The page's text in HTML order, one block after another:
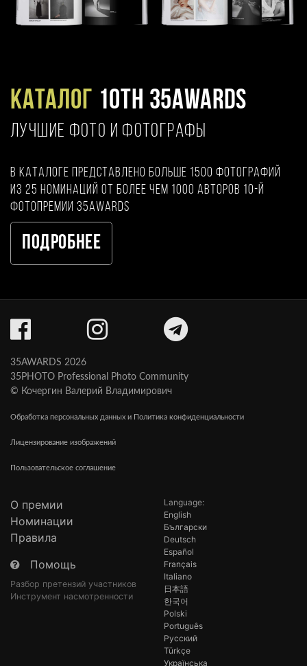
Каталог 10TH 35AWARDS
ЛУЧШИЕ ФОТО И ФОТОГРАФЫ
В каталоге представлено больше 1500 фотографий
из 25 номинаций от более чем 1000 авторов 10-й
фотопремии 35AWARDS
Подробнее
35AWARDS 2026
35PHOTO Professional Photo Community
© Кочергин Валерий Владимирович
Обработка персональных данных и Политика конфиденциальности
Лицензирование изображений
Пользовательское соглашение
О премии
Номинации
Правила
Помощь
Разбор претензий участников
Инструмент насмотренности
Language:
English
Български
Deutsch
Español
Français
Italiano
日本語
한국어
Polski
Português
Русский
Türkçe
Українська